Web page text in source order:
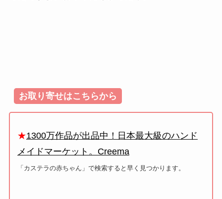
お取り寄せはこちらから
★1300万作品が出品中！日本最大級のハンド
メイドマーケット。Creema
「カステラの赤ちゃん」で検索すると早く見つかります。